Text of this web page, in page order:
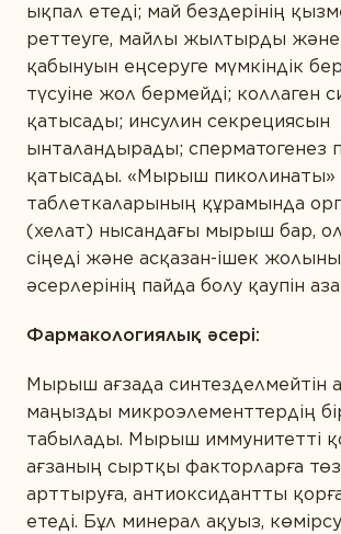
Спорт және фитнес
Сұлулық
ӨНІМ ТҮРІ БОЙЫНША
Ақуыздар мен амин
Дәрумендер
Кешендер
Коэнзим
Май қышқылдары
Минералдар
Өсімдіктер
Пробиотиктер
Ферменттер
ықпал етеді; май бездерінің
реттеуге, майлы жылтырды және
қабынуын еңсеруге мүмкіндік
түсуіне жол бермейді; коллаген
қатысады; инсулин секрециясын
ынталандырады; сперматогенез
қатысады. «Мырыш пиколинаты»
таблеткаларының құрамында
(хелат) нысандағы мырыш бар, ол
сіңеді және асқазан-ішек
әсерлерінің пайда болу қаупін
Фармакологиялық әсері:
Мырыш ағзада синтезделмейтін
маңызды микроэлементтердің
табылады. Мырыш иммунитетті
ағзаның сыртқы факторларға
арттыруға, антиоксидантты
етеді. Бұл минерал ақуыз,
ӨЗІҢІЗДІ ТАНЫСТЫРЫҢЫЗ
СІЗДІҢ ҚАЛАҢЫЗ
Вы соглашаетесь с
конфиденциальности
и
сбор и обработку